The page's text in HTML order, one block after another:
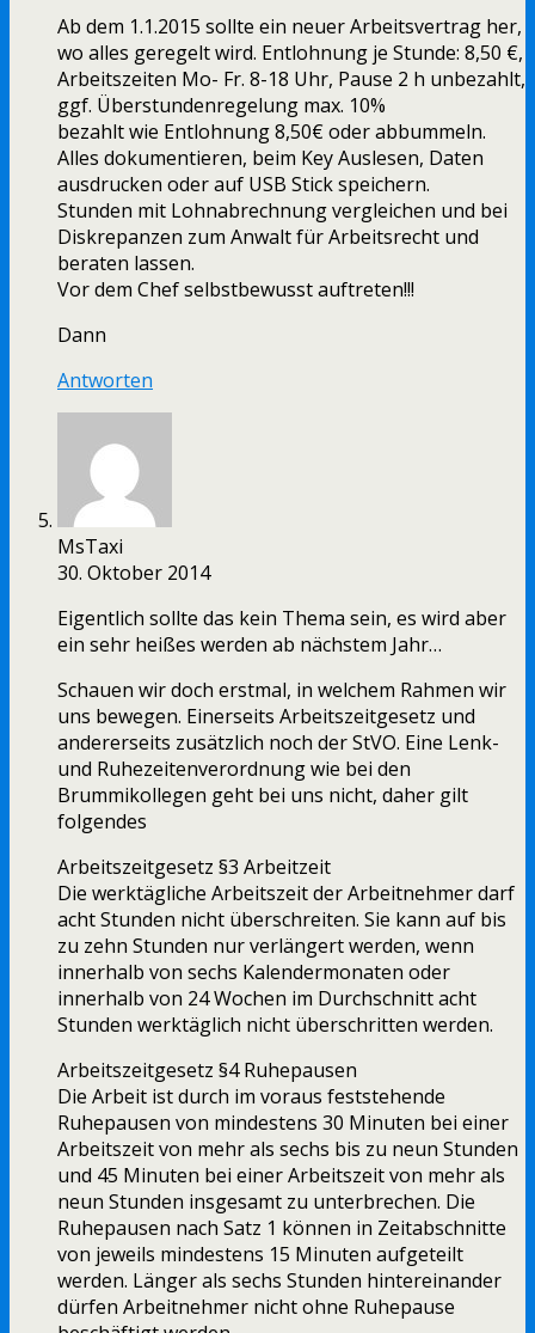
Ab dem 1.1.2015 sollte ein neuer Arbeitsvertrag her,
wo alles geregelt wird. Entlohnung je Stunde: 8,50 €,
Arbeitszeiten Mo- Fr. 8-18 Uhr, Pause 2 h unbezahlt,
ggf. Überstundenregelung max. 10%
bezahlt wie Entlohnung 8,50€ oder abbummeln.
Alles dokumentieren, beim Key Auslesen, Daten
ausdrucken oder auf USB Stick speichern.
Stunden mit Lohnabrechnung vergleichen und bei
Diskrepanzen zum Anwalt für Arbeitsrecht und
beraten lassen.
Vor dem Chef selbstbewusst auftreten!!!
Dann
Antworten
MsTaxi
30. Oktober 2014
Eigentlich sollte das kein Thema sein, es wird aber
ein sehr heißes werden ab nächstem Jahr…
Schauen wir doch erstmal, in welchem Rahmen wir
uns bewegen. Einerseits Arbeitszeitgesetz und
andererseits zusätzlich noch der StVO. Eine Lenk-
und Ruhezeitenverordnung wie bei den
Brummikollegen geht bei uns nicht, daher gilt
folgendes
Arbeitszeitgesetz §3 Arbeitzeit
Die werktägliche Arbeitszeit der Arbeitnehmer darf
acht Stunden nicht überschreiten. Sie kann auf bis
zu zehn Stunden nur verlängert werden, wenn
innerhalb von sechs Kalendermonaten oder
innerhalb von 24 Wochen im Durchschnitt acht
Stunden werktäglich nicht überschritten werden.
Arbeitszeitgesetz §4 Ruhepausen
Die Arbeit ist durch im voraus feststehende
Ruhepausen von mindestens 30 Minuten bei einer
Arbeitszeit von mehr als sechs bis zu neun Stunden
und 45 Minuten bei einer Arbeitszeit von mehr als
neun Stunden insgesamt zu unterbrechen. Die
Ruhepausen nach Satz 1 können in Zeitabschnitte
von jeweils mindestens 15 Minuten aufgeteilt
werden. Länger als sechs Stunden hintereinander
dürfen Arbeitnehmer nicht ohne Ruhepause